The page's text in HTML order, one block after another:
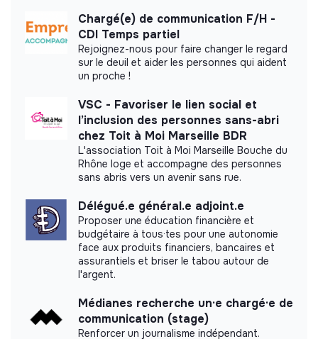
Documents
Did not yet add a transparency document.
Chargé(e) de communication F/H -
CDI Temps partiel
Rejoignez-nous pour faire changer le regard
sur le deuil et aider les personnes qui aident
un proche !
VSC - Favoriser le lien social et
l’inclusion des personnes sans-abri
chez Toit à Moi Marseille BDR
L'association Toit à Moi Marseille Bouche du
Rhône loge et accompagne des personnes
sans abris vers un avenir sans rue.
Délégué.e général.e adjoint.e
Proposer une éducation financière et
budgétaire à tous·tes pour une autonomie
face aux produits financiers, bancaires et
assurantiels et briser le tabou autour de
l'argent.
Médianes recherche un·e chargé·e de
communication (stage)
Renforcer un journalisme indépendant.